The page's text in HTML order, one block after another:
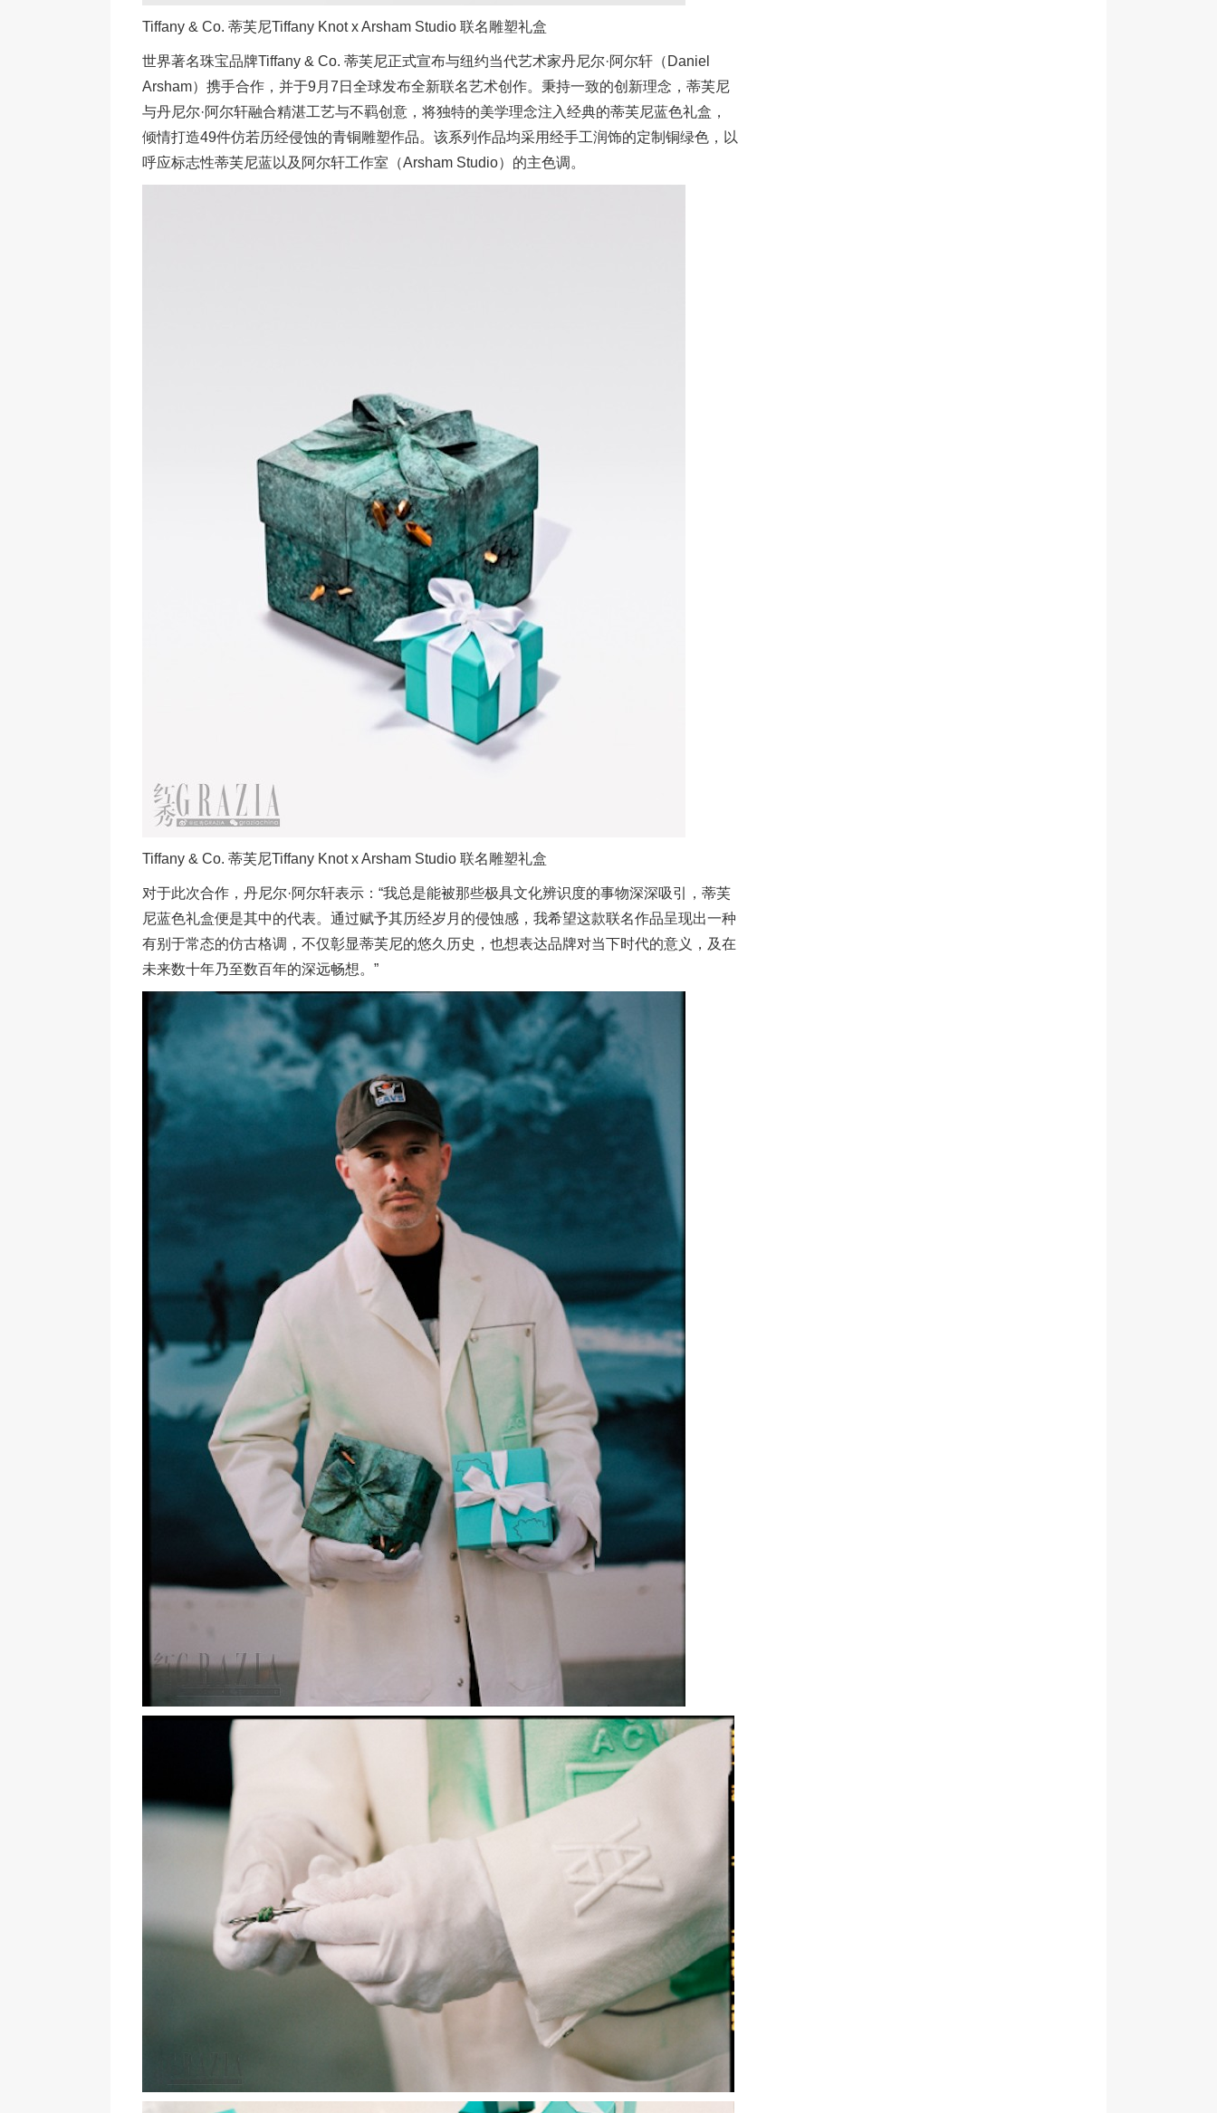
Tiffany & Co. 蒂芙尼Tiffany Knot x Arsham Studio 联名雕塑礼盒
世界著名珠宝品牌Tiffany & Co. 蒂芙尼正式宣布与纽约当代艺术家丹尼尔·阿尔轩（Daniel
Arsham）携手合作，并于9月7日全球发布全新联名艺术创作。秉持一致的创新理念，蒂芙尼
与丹尼尔·阿尔轩融合精湛工艺与不羁创意，将独特的美学理念注入经典的蒂芙尼蓝色礼盒，
倾情打造49件仿若历经侵蚀的青铜雕塑作品。该系列作品均采用经手工润饰的定制铜绿色，以
呼应标志性蒂芙尼蓝以及阿尔轩工作室（Arsham Studio）的主色调。
Tiffany & Co. 蒂芙尼Tiffany Knot x Arsham Studio 联名雕塑礼盒
对于此次合作，丹尼尔·阿尔轩表示：“我总是能被那些极具文化辨识度的事物深深吸引，蒂芙
尼蓝色礼盒便是其中的代表。通过赋予其历经岁月的侵蚀感，我希望这款联名作品呈现出一种
有别于常态的仿古格调，不仅彰显蒂芙尼的悠久历史，也想表达品牌对当下时代的意义，及在
未来数十年乃至数百年的深远畅想。”